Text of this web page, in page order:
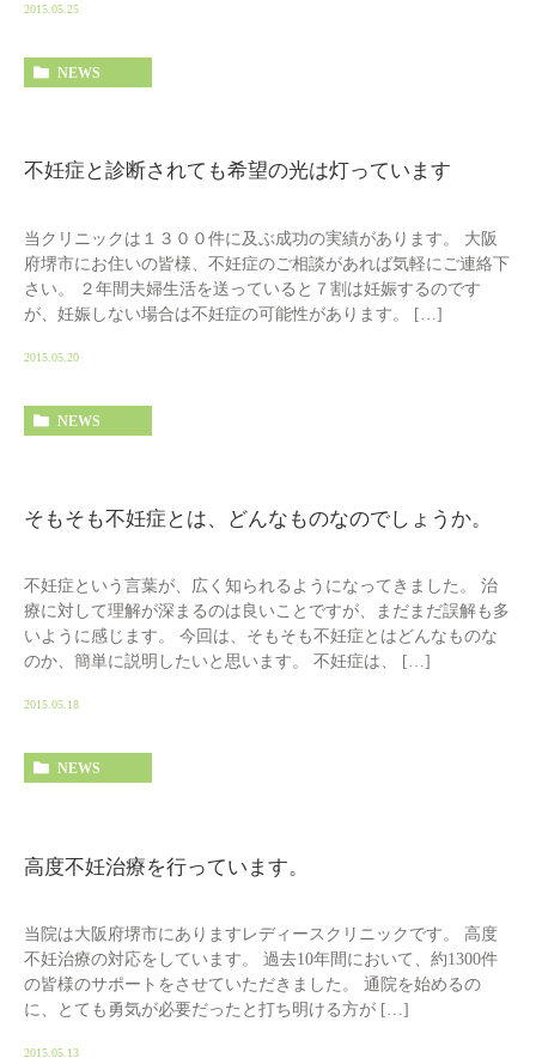
2015.05.25
NEWS
不妊症と診断されても希望の光は灯っています
当クリニックは１３００件に及ぶ成功の実績があります。 大阪
府堺市にお住いの皆様、不妊症のご相談があれば気軽にご連絡下
さい。 ２年間夫婦生活を送っていると７割は妊娠するのです
が、妊娠しない場合は不妊症の可能性があります。 […]
2015.05.20
NEWS
そもそも不妊症とは、どんなものなのでしょうか。
不妊症という言葉が、広く知られるようになってきました。 治
療に対して理解が深まるのは良いことですが、まだまだ誤解も多
いように感じます。 今回は、そもそも不妊症とはどんなものな
のか、簡単に説明したいと思います。 不妊症は、 […]
2015.05.18
NEWS
高度不妊治療を行っています。
当院は大阪府堺市にありますレディースクリニックです。 高度
不妊治療の対応をしています。 過去10年間において、約1300件
の皆様のサポートをさせていただきました。 通院を始めるの
に、とても勇気が必要だったと打ち明ける方が […]
2015.05.13